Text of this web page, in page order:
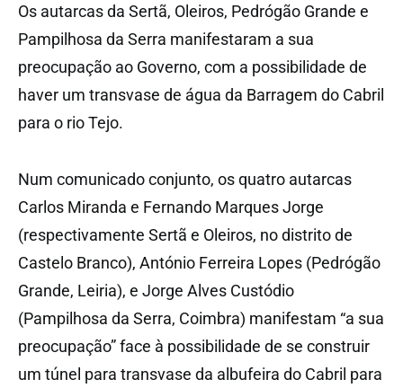
Os autarcas da Sertã, Oleiros, Pedrógão Grande e
Pampilhosa da Serra manifestaram a sua
preocupação ao Governo, com a possibilidade de
haver um transvase de água da Barragem do Cabril
para o rio Tejo.
Num comunicado conjunto, os quatro autarcas
Carlos Miranda e Fernando Marques Jorge
(respectivamente Sertã e Oleiros, no distrito de
Castelo Branco), António Ferreira Lopes (Pedrógão
Grande, Leiria), e Jorge Alves Custódio
(Pampilhosa da Serra, Coimbra) manifestam “a sua
preocupação” face à possibilidade de se construir
um túnel para transvase da albufeira do Cabril para